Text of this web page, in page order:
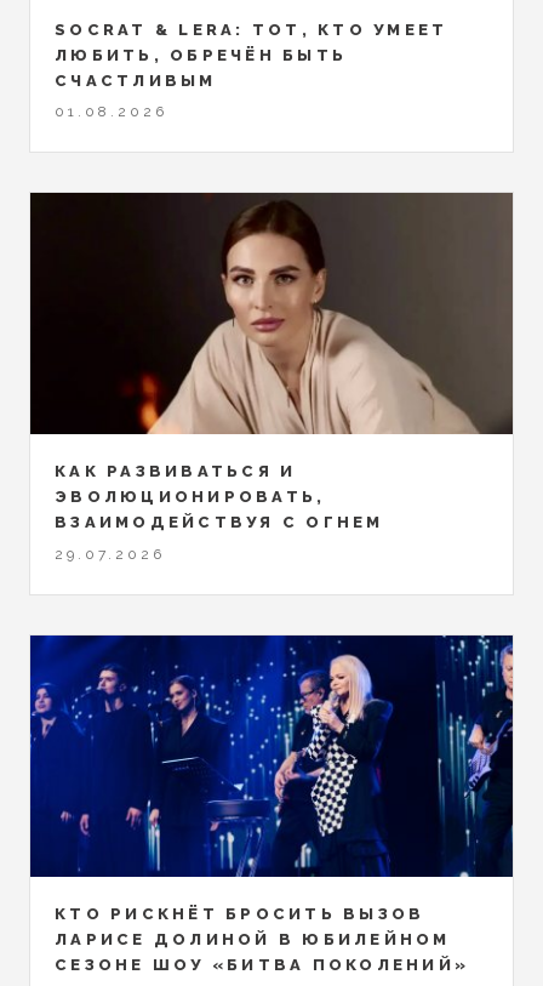
SOCRAT & LERA: ТОТ, КТО УМЕЕТ
ЛЮБИТЬ, ОБРЕЧЁН БЫТЬ
СЧАСТЛИВЫМ
01.08.2026
КАК РАЗВИВАТЬСЯ И
ЭВОЛЮЦИОНИРОВАТЬ,
ВЗАИМОДЕЙСТВУЯ С ОГНЕМ
29.07.2026
КТО РИСКНЁТ БРОСИТЬ ВЫЗОВ
ЛАРИСЕ ДОЛИНОЙ В ЮБИЛЕЙНОМ
СЕЗОНЕ ШОУ «БИТВА ПОКОЛЕНИЙ»